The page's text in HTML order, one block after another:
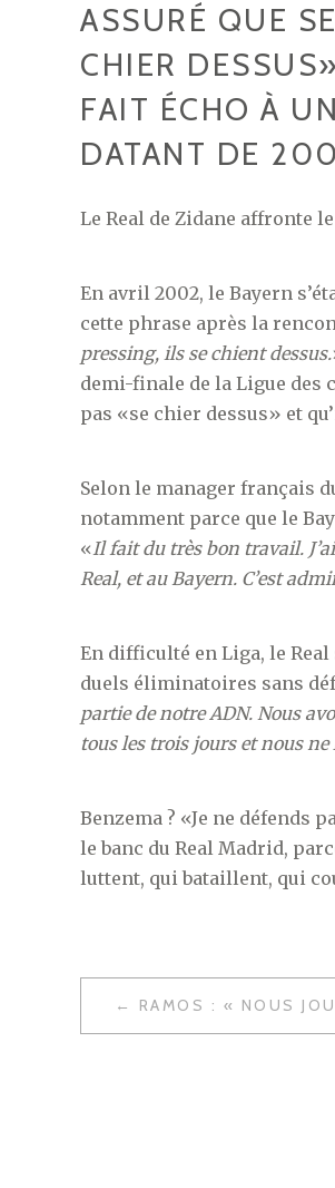
ASSURÉ QUE
CHIER
FAIT ÉCHO À
DATANT DE
Le Real de Zidane affronte
En avril 2002, le Bayern
cette phrase après la
pressing, ils se chient dessus.
demi-finale de la Ligue des
pas «se chier dessus» et
Selon le manager français
notamment parce que le
«Il fait du très bon travail.
Real, et au Bayern. C’est
En difficulté en Liga, le
duels éliminatoires sans
partie de notre ADN. Nous
tous les trois jours et nous ne
Benzema ? «Je ne défends
le banc du Real Madrid,
luttent, qui bataillent, qui
NAVIGATION
DE
RAMOS : « NOUS JOUONS